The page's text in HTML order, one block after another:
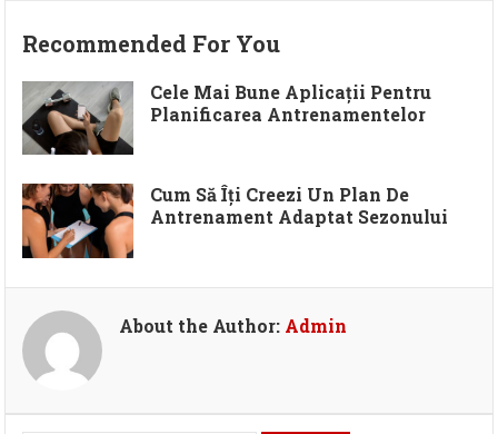
Recommended For You
Cele Mai Bune Aplicații Pentru
Planificarea Antrenamentelor
Cum Să Îți Creezi Un Plan De
Antrenament Adaptat Sezonului
About the Author: Admin